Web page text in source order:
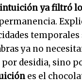
intuición ya filtró
ya no
desidia, sino
es el